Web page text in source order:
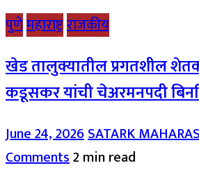
पुणेमहाराष्ट्रराजकीय
खेड तालुक्यातील प्रगतशील
कडूसकर यांची चेअरमनपदी
June 24, 2026SATARK
Comments2 min read